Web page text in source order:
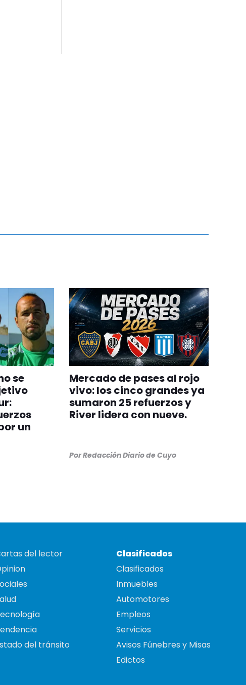
se
un
Mercado de pases al rojo
vivo: los cinco grandes ya
sumaron 25 refuerzos y
River lidera con nueve.
PorRedacción Diario de Cuyo
del lector
del tránsito
Clasificados
Clasificados
Inmuebles
Automotores
Empleos
Servicios
Avisos Fúnebres y Misas
Edictos